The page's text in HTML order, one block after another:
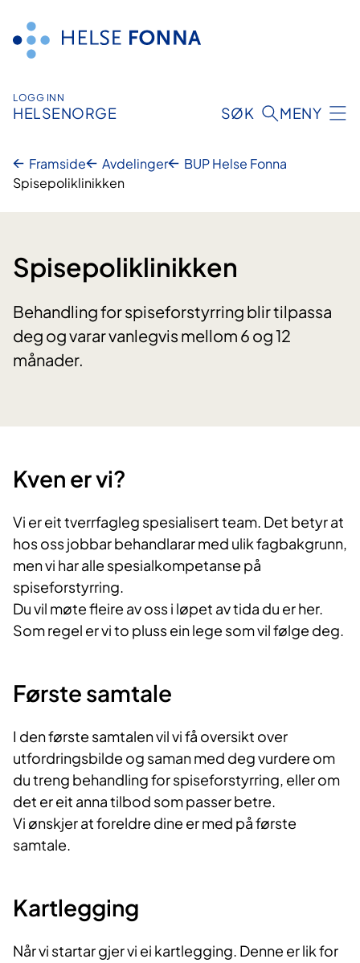
innhald
LOGG INN
HELSENORGE SØK MENY
Framside Avdelinger
BUP Helse Fonna
Spisepoliklinikken
Spisepoliklinikken
Behandling for spiseforstyrring blir tilpassa
deg og varar vanlegvis mellom 6 og 12
månader.
Kven er vi?
Vi er eit tverrfagleg spesialisert team. Det betyr at
hos oss jobbar behandlarar med ulik fagbakgrunn,
men vi har alle spesialkompetanse på
spiseforstyrring.
Du vil møte fleire av oss i løpet av tida du er her.
Som regel er vi to pluss ein lege som vil følge deg.
Første samtale
I den første samtalen vil vi få oversikt over
utfordringsbilde og saman med deg vurdere om
du treng behandling for spiseforstyrring, eller om
det er eit anna tilbod som passer betre.
Vi ønskjer at foreldre dine er med på første
samtale.
Kartlegging
Når vi startar gjer vi ei kartlegging. Denne er lik for